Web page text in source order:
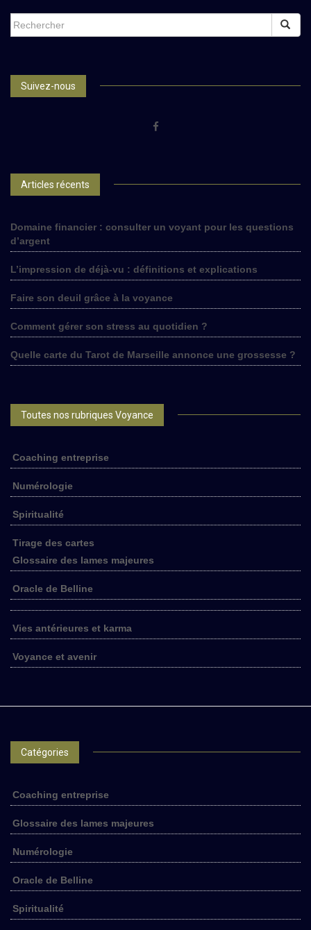
SEARCH
FOR:
Suivez-nous
Articles récents
Domaine financier : consulter un voyant pour les questions
d’argent
L’impression de déjà-vu : définitions et explications
Faire son deuil grâce à la voyance
Comment gérer son stress au quotidien ?
Quelle carte du Tarot de Marseille annonce une grossesse ?
Toutes nos rubriques Voyance
Coaching entreprise
Numérologie
Spiritualité
Tirage des cartes
Glossaire des lames majeures
Oracle de Belline
Vies antérieures et karma
Voyance et avenir
Catégories
Coaching entreprise
Glossaire des lames majeures
Numérologie
Oracle de Belline
Spiritualité